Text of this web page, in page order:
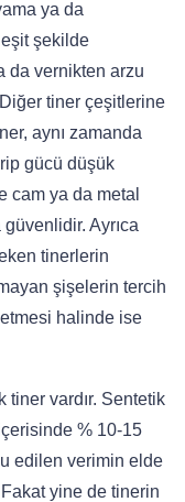
ya da
şekilde
da vernikten arzu
tiner çeşitlerine
aynı zamanda
gücü düşük
cam ya da metal
Ayrıca
tinerlerin
şişelerin tercih
halinde ise
vardır. Sentetik
% 10-15
edilen verimin elde
yine de tinerin